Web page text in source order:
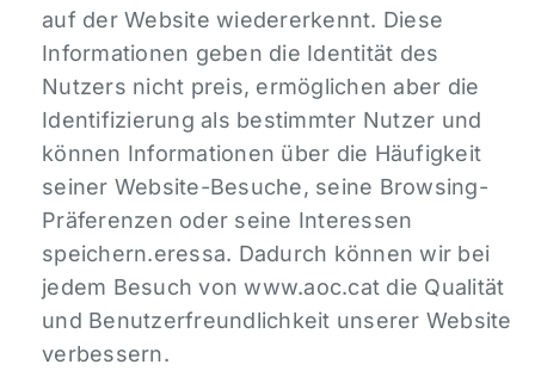
auf der Website wiedererkennt. Diese
Informationen geben die Identität des
Nutzers nicht preis, ermöglichen aber die
Identifizierung als bestimmter Nutzer und
können Informationen über die Häufigkeit
seiner Website-Besuche, seine Browsing-
Präferenzen oder seine Interessen
speichern.eressa. Dadurch können wir bei
jedem Besuch von www.aoc.cat die Qualität
und Benutzerfreundlichkeit unserer Website
verbessern.